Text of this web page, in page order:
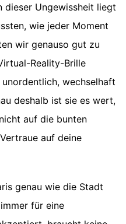
dieser Ungewissheit liegt
wie jeder Moment
wir genauso gut zu
Reality-Brille
wechselhaft
deshalb ist sie es wert,
auf die bunten
auf deine
genau wie die Stadt
für eine